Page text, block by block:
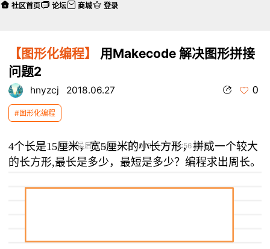
【图形化编程】
用Makecode 解决图形拼接
问题2
hnyzcj 2018.06.27 0
#图形化编程
本帖最后由 hnyzcj 于 2018-6-27 14:56 编辑
4个长是15厘米，宽5厘米的小长方形，拼成一个较大
的长方形,最长是多少，最短是多少？编程求出周长。
社区首页 论坛 商城 登录